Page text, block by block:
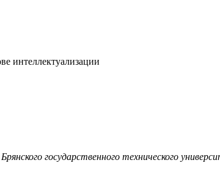
интеллектуализации
государственного технического